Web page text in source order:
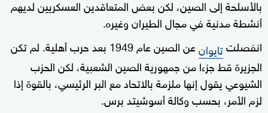
بالأسلحة إلى الصين، لكن بعض المتعاقدين العسكريين لديهم
أنشطة مدنية في مجال الطيران وغيره.
انفصلتتايوان
عن الصين عام 1949 بعد حرب أهلية. لم تكن
الجزيرة قط جزءا من جمهورية الصين الشعبية، لكن الحزب
الشيوعي يقول إنها ملزمة بالاتحاد مع البر الرئيسي، بالقوة إذا
لزم الأمر، بحسب وكالة أسوشيتد برس.